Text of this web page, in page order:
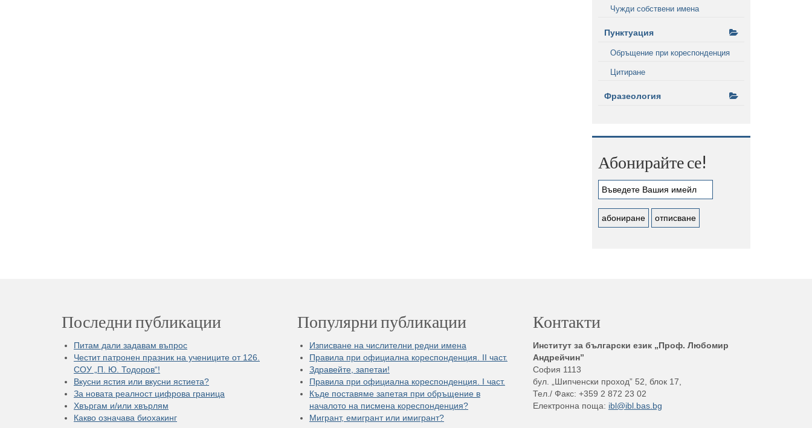
Чужди собствени имена
Пунктуация
Обръщение при кореспонденция
Цитиране
Фразеология
Абонирайте се!
Последни публикации
Питам дали задавам въпрос
Честит патронен празник на учениците от 126.
СОУ „П. Ю. Тодоров“!
Вкусни ястия или вкусни ястиета?
За новата реалност цифрова граница
Хвъргам и/или хвърлям
Какво означава биохакинг
Популярни публикации
Изписване на числителни редни имена
Правила при официална кореспонденция. II част.
Здравейте, запетаи!
Правила при официална кореспонденция. I част.
Къде поставяме запетая при обръщение в
началото на писмена кореспонденция?
Мигрант, емигрант или имигрант?
Контакти
Институт за български език „Проф. Любомир
Андрейчин”
София 1113
бул. „Шипченски проход” 52, блок 17,
Тел./ Факс: +359 2 872 23 02
Електронна поща: ibl@ibl.bas.bg